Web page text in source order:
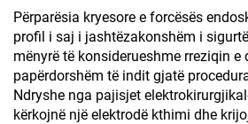
Përparësia kryesore e forcësës
profil i saj i jashtëzakonshëm i
mënyrë të konsiderueshme rreziqin e
papërdorshëm të indit gjatë
Ndryshe nga pajisjet
kërkojnë një elektrodë kthimi dhe